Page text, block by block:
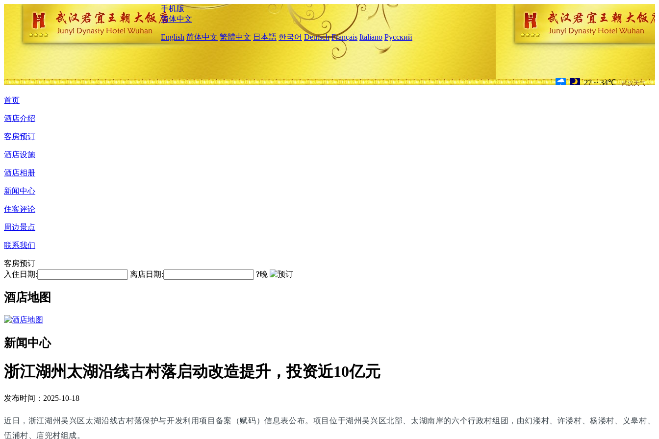
手机版
简体中文
English 简体中文 繁體中文 日本語 한국어 Deutsch Français Italiano Русский
27 ~ 34℃ 武汉天气
首页
酒店介绍
客房预订
酒店设施
酒店相册
新闻中心
住客评论
周边景点
联系我们
客房预订
入住日期:
离店日期: ?晚
酒店地图
新闻中心
浙江湖州太湖沿线古村落启动改造提升，投资近10亿元
发布时间：2025-10-18
近日，浙江湖州吴兴区太湖沿线古村落保护与开发利用项目备案（赋码）信息表公布。项目位于湖州吴兴区北部、太湖南岸的六个行政村组团，由幻溇村、许溇村、杨溇村、义皋村、
伍浦村、庙兜村组成。